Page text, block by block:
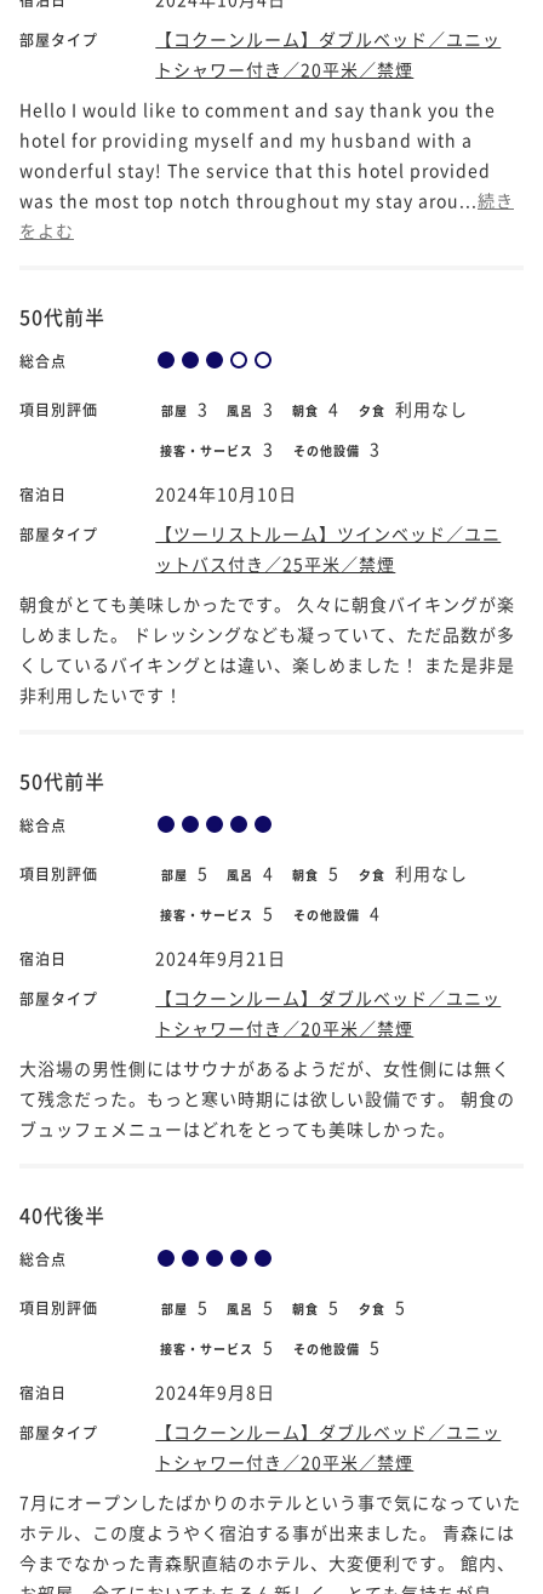
部屋タイプ
【コクーンルーム】ダブルベッド／ユニッ
トシャワー付き／20平米／禁煙
Hello I would like to comment and say thank you the
hotel for providing myself and my husband with a
wonderful stay! The service that this hotel provided
was the most top notch throughout my stay arou... 続き
をよむ
50代前半
総合点
項目別評価 部屋 3 風呂 3 朝食 4 夕食 利用なし
接客・サービス 3 その他設備 3
宿泊日 2024年10月10日
部屋タイプ
【ツーリストルーム】ツインベッド／ユニ
ットバス付き／25平米／禁煙
朝食がとても美味しかったです。 久々に朝食バイキングが楽
しめました。 ドレッシングなども凝っていて、ただ品数が多
くしているバイキングとは違い、楽しめました！ また是非是
非利用したいです！
50代前半
総合点
項目別評価 部屋 5 風呂 4 朝食 5 夕食 利用なし
接客・サービス 5 その他設備 4
宿泊日 2024年9月21日
部屋タイプ
【コクーンルーム】ダブルベッド／ユニッ
トシャワー付き／20平米／禁煙
大浴場の男性側にはサウナがあるようだが、女性側には無く
て残念だった。もっと寒い時期には欲しい設備です。 朝食の
ブュッフェメニューはどれをとっても美味しかった。
40代後半
総合点
項目別評価 部屋 5 風呂 5 朝食 5 夕食 5
接客・サービス 5 その他設備 5
宿泊日 2024年9月8日
部屋タイプ
【コクーンルーム】ダブルベッド／ユニッ
トシャワー付き／20平米／禁煙
7月にオープンしたばかりのホテルという事で気になっていた
ホテル、この度ようやく宿泊する事が出来ました。 青森には
今までなかった青森駅直結のホテル、大変便利です。 館内、